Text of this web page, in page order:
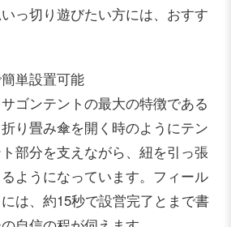
っ切り遊びたい方には、おすす
単設置可能
ゴンテントの最大の特徴である
り畳み傘を開く時のようにテン
部分を支えながら、紐を引っ張
ようになっています。フィール
は、約15秒で設営完了とまで書